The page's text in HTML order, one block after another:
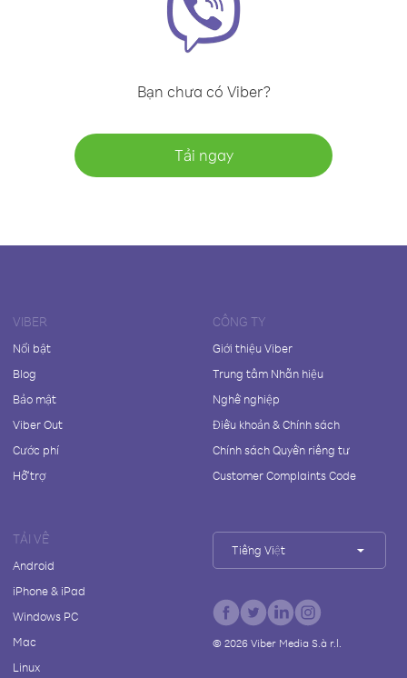
Bạn chưa có Viber?
Tải ngay
VIBER
Nổi bật
Blog
Bảo mật
Viber Out
Cước phí
Hỗ trợ
CÔNG TY
Giới thiệu Viber
Trung tâm Nhãn hiệu
Nghề nghiệp
Điều khoản & Chính sách
Chính sách Quyền riêng tư
Customer Complaints Code
TẢI VỀ
Android
iPhone & iPad
Windows PC
Mac
Linux
Tiếng Việt
© 2026Viber Media S.à r.l.